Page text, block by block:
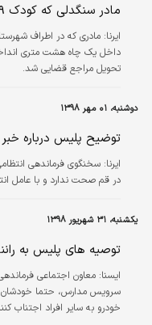
مادر سنگدلی که کودک ۹ ساله خود را به چاه انداخت
ایرنا:
داخل یک چاه هشت متری
تحویل مراجع قضایی شد.
دوشنبه، ۰۱ مهر ۱۳۹۸
توضیح پلیس درباره
ایرنا: سخنگوی فرماندهی
در قم صحت ندارد و با عامل
یکشنبه، ۳۱ شهریور ۱۳۹۸
توصیه های پلیس به
ايسنا: معاون اجتماعی
سرویس مدارس، حتما خودشان
خودرو به سایر افراد اجتناب